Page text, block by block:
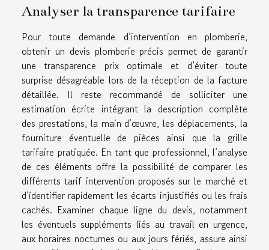
Analyser la transparence tarifaire
Pour toute demande d’intervention en plomberie,
obtenir un devis plomberie précis permet de garantir
une transparence prix optimale et d’éviter toute
surprise désagréable lors de la réception de la facture
détaillée. Il reste recommandé de solliciter une
estimation écrite intégrant la description complète
des prestations, la main d’œuvre, les déplacements, la
fourniture éventuelle de pièces ainsi que la grille
tarifaire pratiquée. En tant que professionnel, l’analyse
de ces éléments offre la possibilité de comparer les
différents tarif intervention proposés sur le marché et
d’identifier rapidement les écarts injustifiés ou les frais
cachés. Examiner chaque ligne du devis, notamment
les éventuels suppléments liés au travail en urgence,
aux horaires nocturnes ou aux jours fériés, assure ainsi